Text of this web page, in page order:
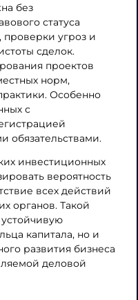
без
статуса
угроз и
сделок.
проектов
норм,
Особенно
с
обязательствами.
инвестиционных
вероятность
всех действий
органов. Такой
капитала, но и
развития бизнеса
деловой